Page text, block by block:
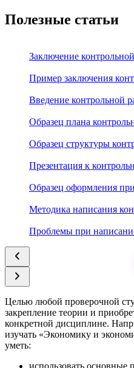
Полезные статьи
Заключение
Пример заключения
Введение контрольной
Образец плана
Образец структуры
Презентация к
Образец оформления
Методика написания
Проблемы при
Целью любой проверочной
закрепление теории и
конкретной дисциплине.
изучать «Экономику и
уметь:
использовать основные